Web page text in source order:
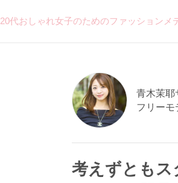
20代おしゃれ女子のためのファッション
青木茉耶
フリーモ
考えずとも